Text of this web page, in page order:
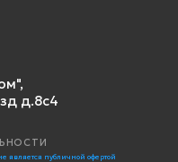
д.8с4
публичной офертой